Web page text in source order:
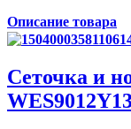
Описание товара
Сеточка и